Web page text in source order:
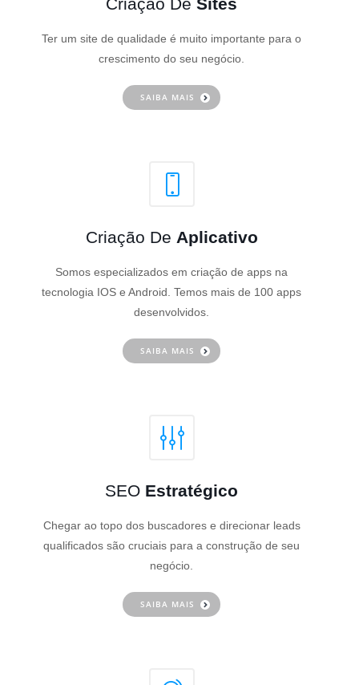
Ter um site de qualidade é muito importante para o
crescimento do seu negócio.
SAIBA MAIS
Criação De Aplicativo
Somos especializados em criação de apps na
tecnologia IOS e Android. Temos mais de 100 apps
desenvolvidos.
SAIBA MAIS
SEO Estratégico
Chegar ao topo dos buscadores e direcionar leads
qualificados são cruciais para a construção de seu
negócio.
SAIBA MAIS